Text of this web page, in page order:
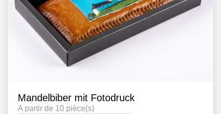
Mandelbiber mit Fotodruck
A partir de 10 pièce(s)